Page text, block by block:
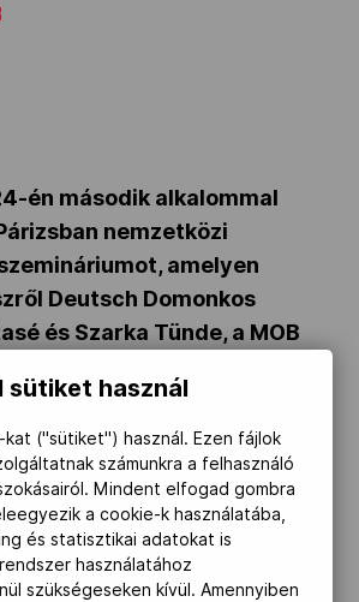
program
én második alkalommal
nemzetközi
amelyen
Deutsch Domonkos
és Szarka Tünde, a MOB
többek közt a
és olimpiai falu
a sportolók,
VIP-vendégek biztonságára
a helyi közlekedésre
sütiket használ
kat ("sütiket") használ. Ezen fájlok
számunkra a felhasználó
Mindent elfogad gombra
a cookie-k használatába,
és statisztikai adatokat is
használatához
szükségeseken kívül. Amennyiben